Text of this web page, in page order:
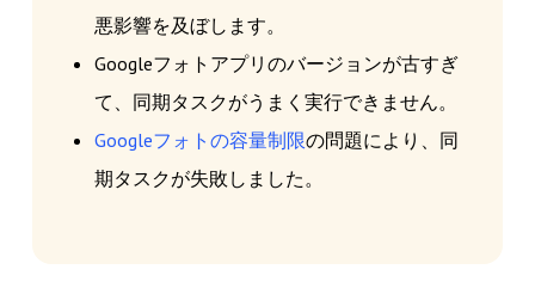
悪影響を及ぼします。
Googleフォトアプリのバージョンが古すぎ
て、同期タスクがうまく実行できません。
Googleフォトの容量制限の問題により、同
期タスクが失敗しました。